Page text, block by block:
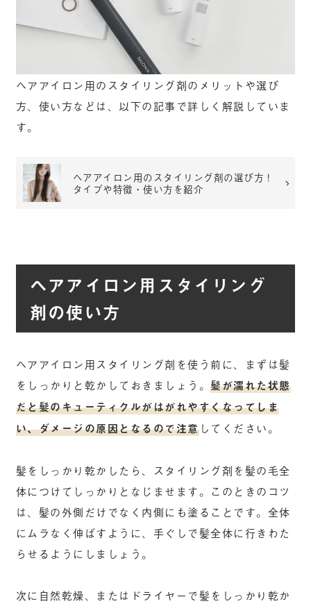
ヘアアイロン用のスタイリング剤のメリットや選び
方、使い方などは、以下の記事で詳しく解説していま
す。
ヘアアイロン用のスタイリング剤の選び方！
タイプや特徴・使い方を紹介
ヘアアイロン用スタイリング
剤の使い方
ヘアアイロン用スタイリング剤を使う前に、まずは髪
をしっかりと乾かしておきましょう。髪が濡れた状態
だと髪のキューティクルがはがれやすくなってしま
い、ダメージの原因となるので注意してください。
髪をしっかり乾かしたら、スタイリング剤を髪の毛全
体につけてしっかりとなじませます。このときのコツ
は、髪の外側だけでなく内側にも塗ることです。全体
にムラなく伸ばすように、手ぐしで髪全体に行きわた
らせるようにしましょう。
次に自然乾燥、またはドライヤーで髪をしっかり乾か